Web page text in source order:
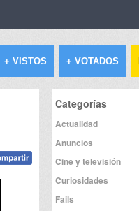
+ VISTOS + VOTADOS
Categorías
Actualidad
Anuncios
Cine y televisión
Curiosidades
Fails